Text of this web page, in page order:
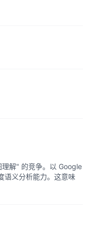
解" 的竞争。以 Google
语义分析能力。这意味